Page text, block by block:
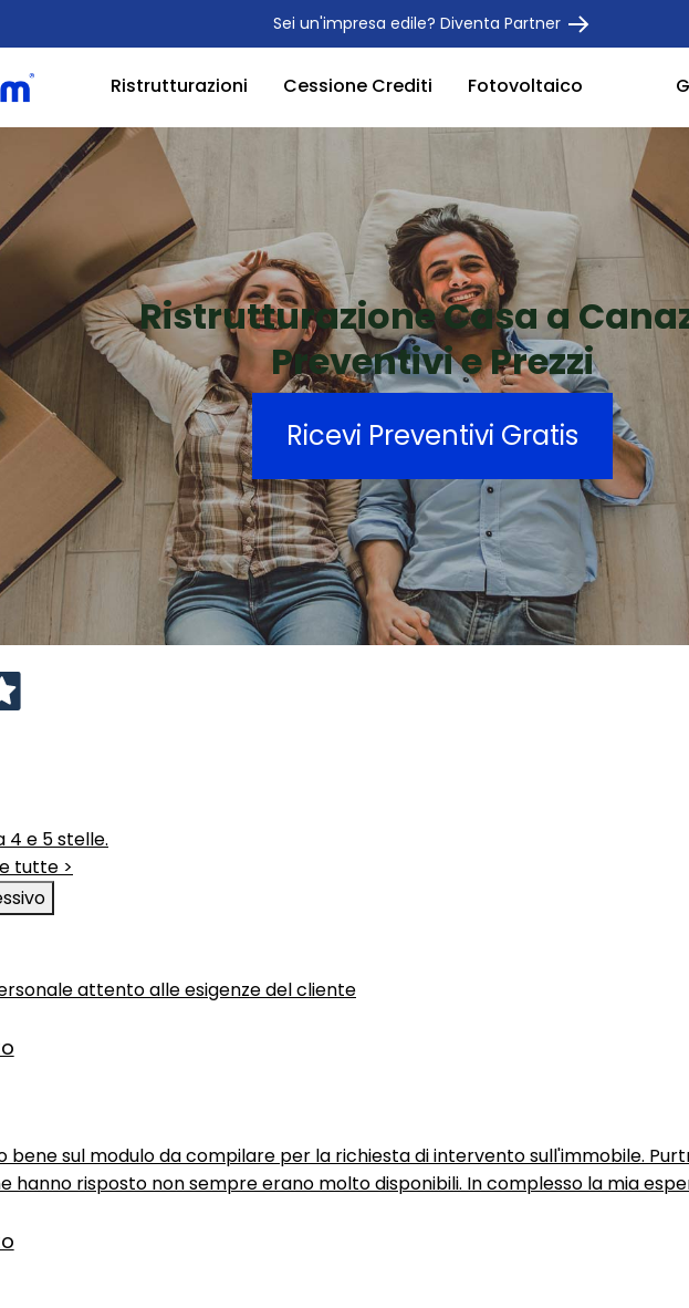
Sei un'impresa edile? Diventa Partner
Ristrutturazioni Cessione Crediti Fotovoltaico
Ristrutturazione Casa a
Preventivi e Prezzi
Ricevi Preventivi Gratis
4 e 5 stelle.
tutte >
attento alle esigenze del cliente
bene sul modulo da compilare per la richiesta di intervento sull'immobile.
hanno risposto non sempre erano molto disponibili. In complesso la mia